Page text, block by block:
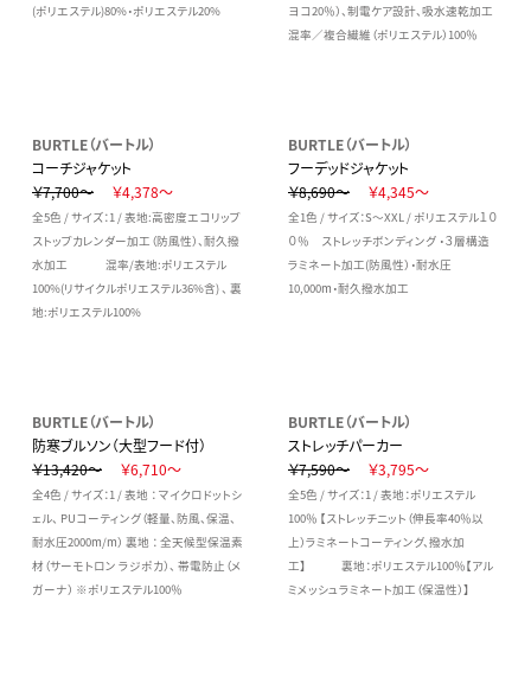
(ポリエステル)80%・ポリエステル20%
ヨコ20％）、制電ケア設計、吸水速乾加工
混率／複合繊維（ポリエステル）100％
BURTLE（バートル）
コーチジャケット
￥7,700～
￥4,378～
全5色 / サイズ：1 / 表地:高密度エコリップ
ストップカレンダー加工（防風性）、耐久撥
水加工 混率/表地:ポリエステル
100%(リサイクルポリエステル36%含) 、 裏
地:ポリエステル100%
BURTLE（バートル）
フーデッドジャケット
￥8,690～
￥4,345～
全1色 / サイズ：S～XXL / ポリエステル１０
０％ ストレッチボンディング ・３層構造
ラミネート加工(防風性）・耐水圧
10,000m・耐久撥水加工
BURTLE（バートル）
防寒ブルソン（大型フード付）
￥13,420～
￥6,710～
全4色 / サイズ：1 / 表地 ： マイクロドットシ
ェル、 PUコーティング（軽量、防風、保温、
耐水圧2000m/m） 裏地 ： 全天候型保温素
材（サーモトロン ラジポカ）、 帯電防止（メ
ガーナ） ※ポリエステル100％
BURTLE（バートル）
ストレッチパーカー
￥7,590～
￥3,795～
全5色 / サイズ：1 / 表地：ポリエステル
100％ 【ストレッチニット（伸長率40％以
上）ラミネートコーティング、撥水加
工】 裏地：ポリエステル100％【アル
ミメッシュラミネート加工（保温性）】